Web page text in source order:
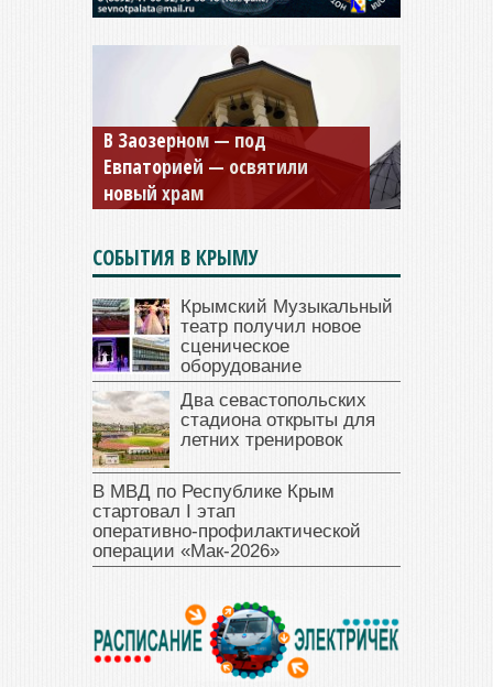
Мужской монастырь Косьмы
и Дамиана в Крыму вновь
открыт для посещения
СОБЫТИЯ В КРЫМУ
Крымский Музыкальный
театр получил новое
сценическое
оборудование
Два севастопольских
стадиона открыты для
летних тренировок
В МВД по Республике Крым
стартовал I этап
оперативно‑профилактической
операции «Мак‑2026»